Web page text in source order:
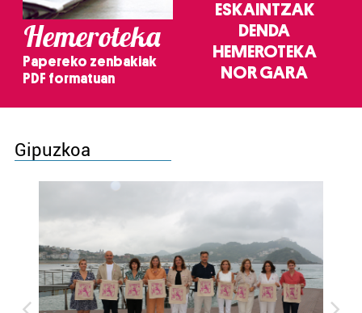
Hemeroteka
Papereko zenbakiak
PDF formatuan
ESKAINTZAK
DENDA
HEMEROTEKA
NOR GARA
Gipuzkoa